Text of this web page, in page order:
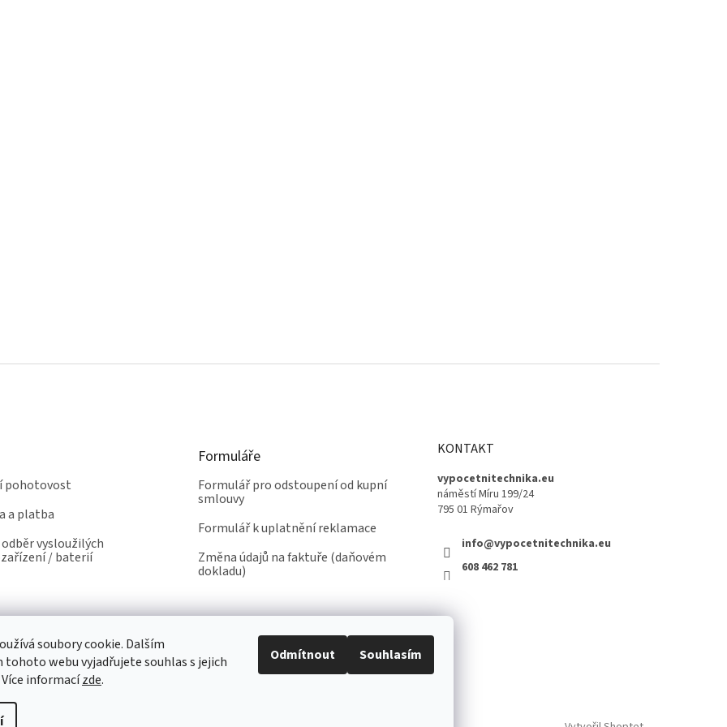
soubory cookie. Dalším
tohoto webu vyjadřujete souhlas s jejich
informacízde.
Odmítnout Souhlasím
pohotovost
a platba
vysloužilých
/ baterií
Formuláře
Formulář pro odstoupení od kupní
smlouvy
Formulář k uplatnění reklamace
Změna údajů na faktuře (daňovém
dokladu)
KONTAKT
vypocetnitechnika.eu
náměstí Míru 199/24
795 01 Rýmařov
info@vypocetnitechnika.eu
608 462 781